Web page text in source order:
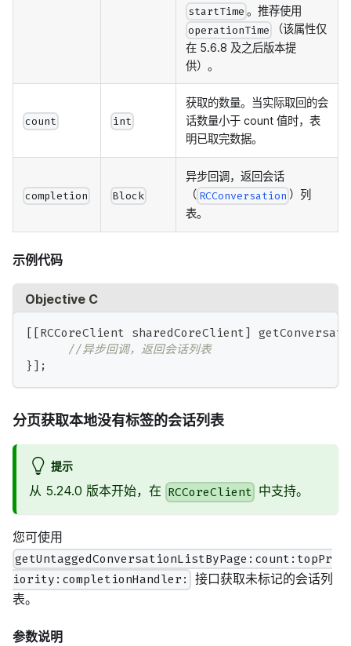
startTime 。推荐使用
operationTime
（该属性仅
在 5.6.8 及之后版本提
供）。
count int
获取的数量。当实际取回的会
话数量小于 count 值时，表
明已取完数据。
completion Block
异步回调，返回会话
（ RCConversation ）列
表。
示例代码
Objective C
[ [RCCoreClient sharedCoreClient]
//异步回调，返回会话列表
} ] ;
分页获取本地没有标签的会话列表
提示
从 5.24.0 版本开始，在 RCCoreClient 中支持。
您可使用
getUntaggedConversationListByPage:count:topPr
iority:completionHandler: 接口获取未标记的会话列
表。
参数说明